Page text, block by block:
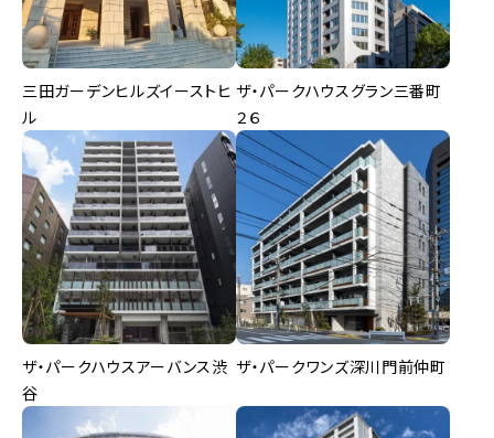
三田ガーデンヒルズイーストヒ
ル
ザ・パークハウスグラン三番町
２６
ザ・パークハウスアーバンス渋
谷
ザ・パークワンズ深川門前仲町